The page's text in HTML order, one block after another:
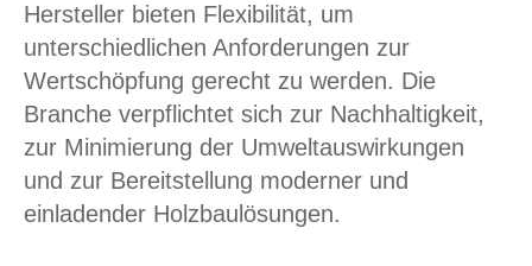
Hersteller bieten Flexibilität, um
unterschiedlichen Anforderungen zur
Wertschöpfung gerecht zu werden. Die
Branche verpflichtet sich zur Nachhaltigkeit,
zur Minimierung der Umweltauswirkungen
und zur Bereitstellung moderner und
einladender Holzbaulösungen.